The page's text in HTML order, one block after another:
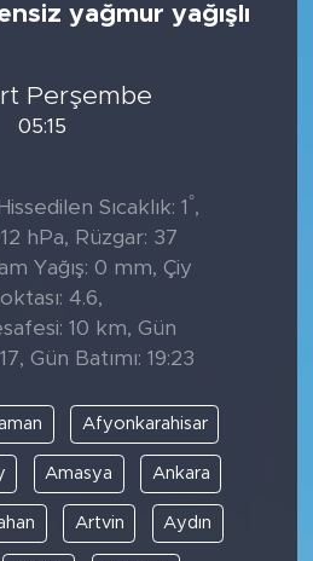
yağmur yağışlı
Perşembe
05:15
Sıcaklık: 1 °,
hPa, Rüzgar: 37
Yağış: 0 mm, Çiy
4.6,
10 km, Gün
Gün Batımı: 19:23
Afyonkarahisar
Amasya Ankara
Artvin Aydın